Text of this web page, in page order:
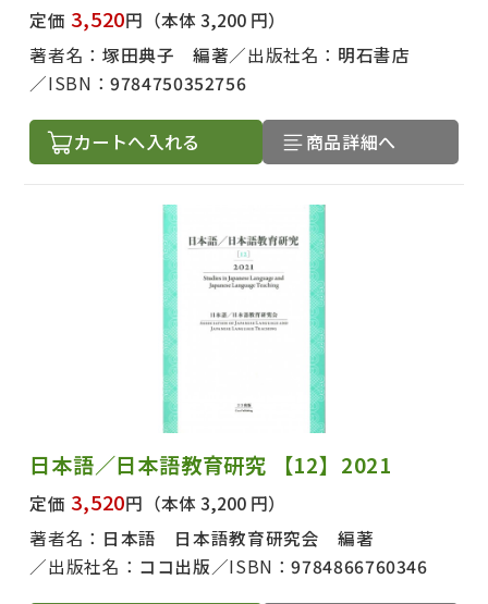
定価 3,520円 （本体 3,200 円）
著者名： 塚田典子 編著 出版社名： 明石書店
ISBN：9784750352756
カートへ入れる 商品詳細へ
日本語／日本語教育研究 【12】2021
定価 3,520円 （本体 3,200 円）
著者名： 日本語 日本語教育研究会 編著
出版社名： ココ出版 ISBN：9784866760346